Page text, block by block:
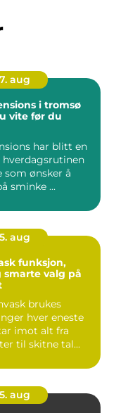
aug
i tromsø
vite før du
har blitt en
hverdagsrutinen
som ønsker å
sminke ...
aug
smarte valg på
brukes
hver eneste
imot alt fra
til skitne tal...
aug